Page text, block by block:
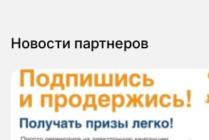
Новости партнеров